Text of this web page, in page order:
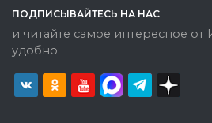
ПОДПИСЫВАЙТЕСЬ НА НАС
и читайте самое интересное от
удобно